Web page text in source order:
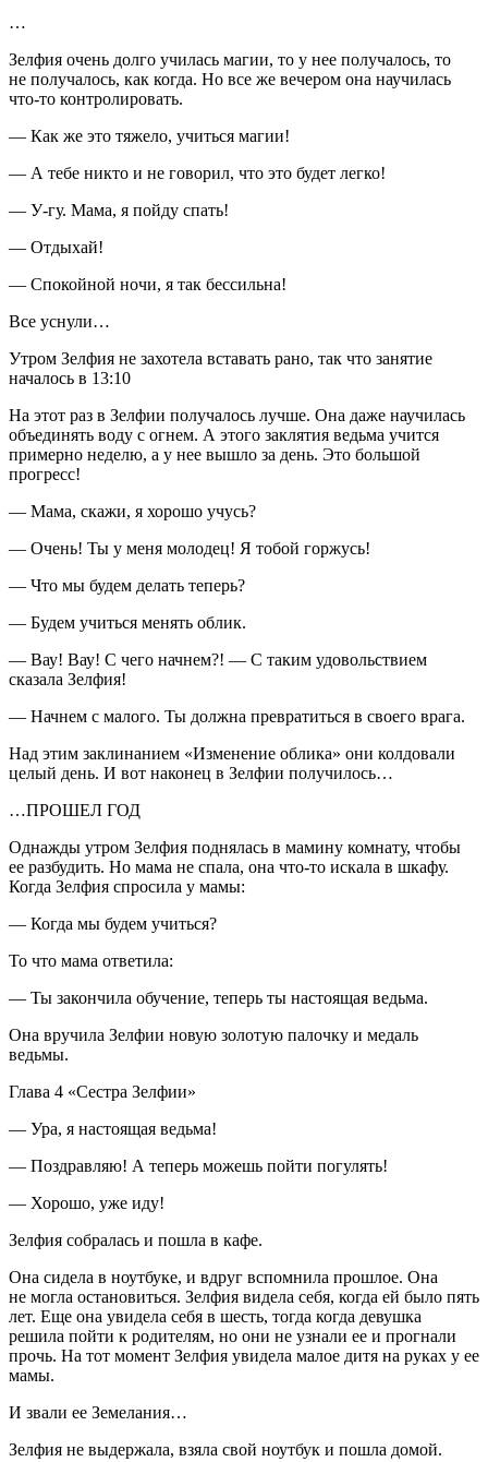
…
Зелфия очень долго училась магии, то у нее получалось, то
не получалось, как когда. Но все же вечером она научилась
что-то контролировать.
— Как же это тяжело, учиться магии!
— А тебе никто и не говорил, что это будет легко!
— У-гу. Мама, я пойду спать!
— Отдыхай!
— Спокойной ночи, я так бессильна!
Все уснули…
Утром Зелфия не захотела вставать рано, так что занятие
началось в 13:10
На этот раз в Зелфии получалось лучше. Она даже научилась
объединять воду с огнем. А этого заклятия ведьма учится
примерно неделю, а у нее вышло за день. Это большой
прогресс!
— Мама, скажи, я хорошо учусь?
— Очень! Ты у меня молодец! Я тобой горжусь!
— Что мы будем делать теперь?
— Будем учиться менять облик.
— Вау! Вау! С чего начнем?! — С таким удовольствием
сказала Зелфия!
— Начнем с малого. Ты должна превратиться в своего врага.
Над этим заклинанием «Изменение облика» они колдовали
целый день. И вот наконец в Зелфии получилось…
…ПРОШЕЛ ГОД
Однажды утром Зелфия поднялась в мамину комнату, чтобы
ее разбудить. Но мама не спала, она что-то искала в шкафу.
Когда Зелфия спросила у мамы:
— Когда мы будем учиться?
То что мама ответила:
— Ты закончила обучение, теперь ты настоящая ведьма.
Она вручила Зелфии новую золотую палочку и медаль
ведьмы.
Глава 4 «Сестра Зелфии»
— Ура, я настоящая ведьма!
— Поздравляю! А теперь можешь пойти погулять!
— Хорошо, уже иду!
Зелфия собралась и пошла в кафе.
Она сидела в ноутбуке, и вдруг вспомнила прошлое. Она
не могла остановиться. Зелфия видела себя, когда ей было пять
лет. Еще она увидела себя в шесть, тогда когда девушка
решила пойти к родителям, но они не узнали ее и прогнали
прочь. На тот момент Зелфия увидела малое дитя на руках у ее
мамы.
И звали ее Земелания…
Зелфия не выдержала, взяла свой ноутбук и пошла домой.